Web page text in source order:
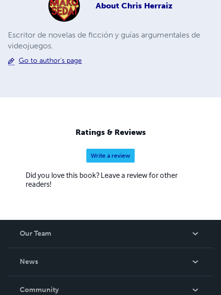
About Chris Herraiz
Escritor de novelas de ficción y guías argumentales de
videojuegos.
Go to author's page
Ratings & Reviews
Write a review
Did you love this book? Leave a review for other
readers!
Our Team
News
In The News
Community